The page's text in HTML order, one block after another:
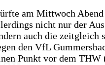
am Mittwoch
nicht nur der
auch die zeitgleich
den VfL
Punkt vor dem THW